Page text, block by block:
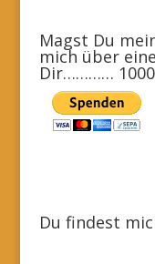
Magst Du
mich über
Dir………… 1000
Du findest